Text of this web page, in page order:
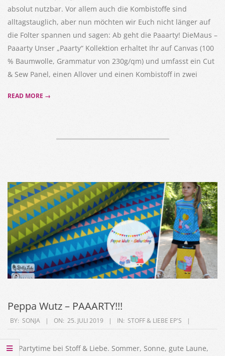
absolut nutzbar. Vor allem auch die Kombistoffe sind
alltagstauglich, aber nun möchten wir Euch nicht länger auf
die Folter spannen und sagen: Ab geht die Paaarty! DieMaus –
Paaarty Unser „Paarty“ Kollektion erhaltet Ihr auf Canvas (100
% Baumwolle, Grammatur von 230g/qm) und umfasst ein Cut
& Sew Panel, einen Allover und einen Kombistoff in zwei
READ MORE →
Peppa Wutz – PAAARTY!!!
2019-
25
BY: SONJA ON: 25. JULI 2019 IN: STOFF & LIEBE EP'S
It’s Partytime bei Stoff & Liebe. Sommer, Sonne, gute Laune,